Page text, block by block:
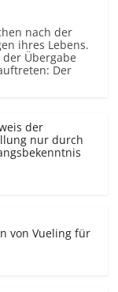
nach der
ihres Lebens.
Übergabe
Der
der
nur durch
von Vueling für